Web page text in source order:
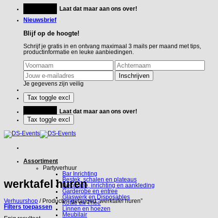
inhoud
Laat dat maar aan ons over!
Nieuwsbrief
Blijf op de hoogte!
Schrijf je gratis in en ontvang maximaal 3 mails per maand met tips,
productinformatie en leuke aanbiedingen.
Je gegevens zijn veilig
Laat dat maar aan ons over!
Assortiment
Partyverhuur
Bar Inrichting
Bestek, schalen en plateaus
Decoratie, inrichting en aankleding
Garderobe en entree
Glaswerk en Disposables
Koffie en Thee
Linnen en hoezen
Meubilair
werktafel huren
Verhuurshop / Producten getagged “werktafel huren”
Filters toepassen